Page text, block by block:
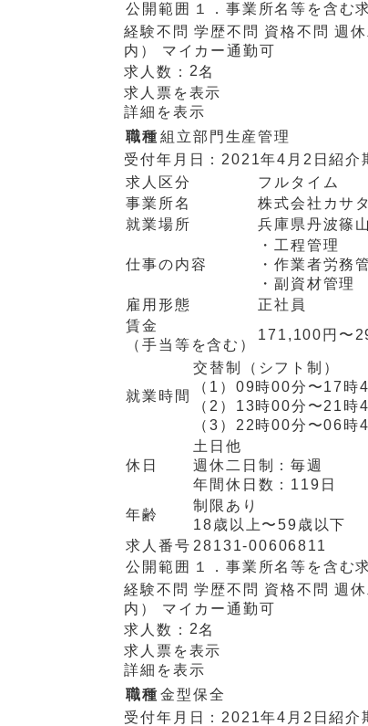
公開範囲
１．事業所名等を含む
経験不問 学歴不問 資格不問 週
内）
マイカー通勤可
求人数： 2名
求人票を表示
詳細を表示
職種 組立部門生産管理
受付年月日： 2021年4月2日紹介
求人区分
フルタイム
事業所名
株式会社カサ
就業場所
兵庫県丹波篠
仕事の内容
・工程管理
・作業者労務
・副資材管理
雇用形態
正社員
賃金
（手当等を含む）
171,100円〜
就業時間
交替制（シフト制）
（1） 09時00分〜17時
（2） 13時00分〜21時
（3） 22時00分〜06時
休日
土日他
週休二日制：毎週
年間休日数： 119日
年齢
制限あり
18歳以上〜59歳以下
求人番号 28131-00606811
公開範囲
１．事業所名等を含む
経験不問 学歴不問 資格不問 週
内）
マイカー通勤可
求人数： 2名
求人票を表示
詳細を表示
職種 金型保全
受付年月日： 2021年4月2日紹介